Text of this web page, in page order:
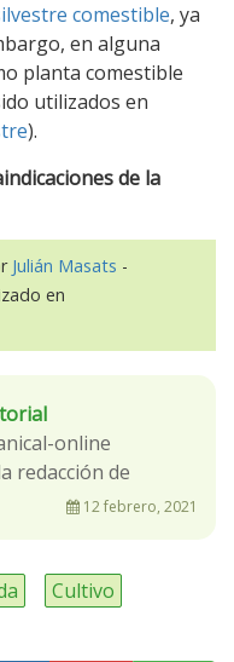
comestible, ya
en alguna
planta comestible
utilizados en
).
de la
Julián Masats -
en
online
redacción de
12 febrero, 2021
Cultivo